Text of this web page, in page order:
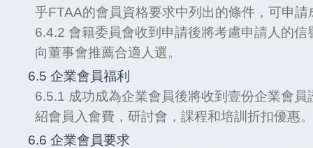
乎FTAA的會員資格要求中列出的條件，可申請
6.4.2 會籍委員會收到申請後將考慮申請人的
向董事會推薦合適人選。
6.5 企業會員福利
6.5.1 成功成為企業會員後將收到壹份企業會
紹會員入會費，研討會，課程和培訓折扣優惠。
6.6 企業會員要求